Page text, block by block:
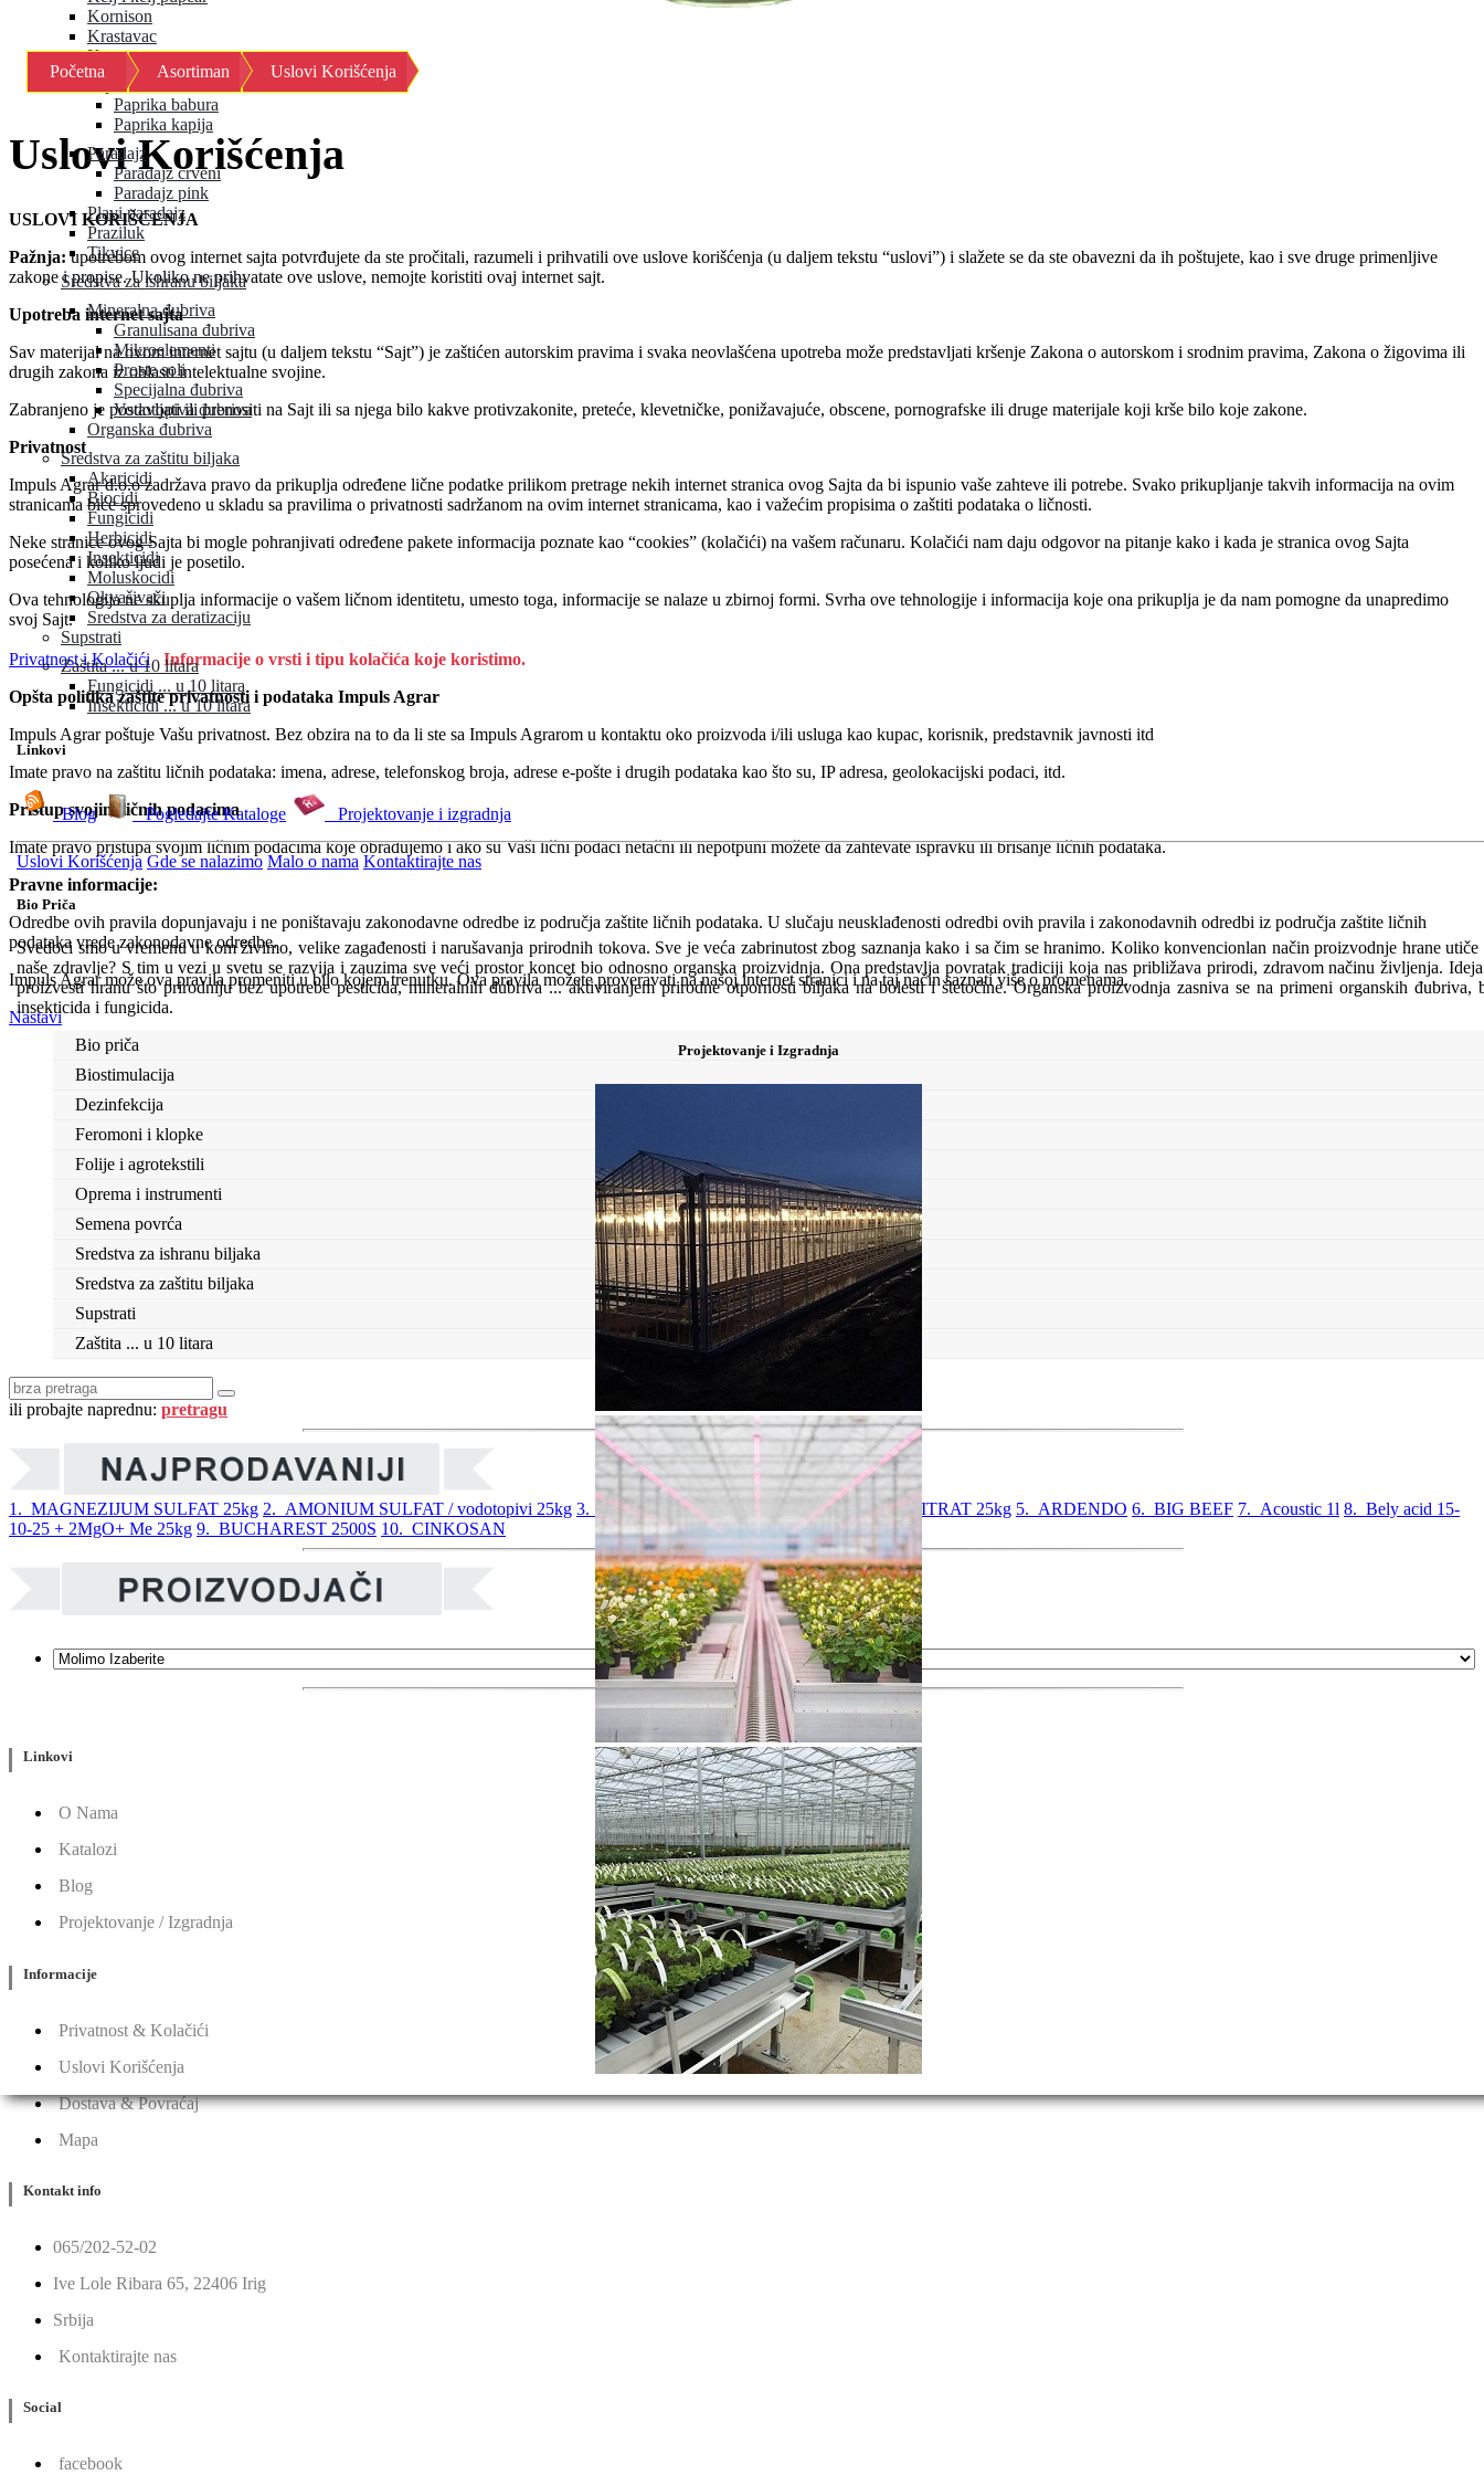
Kornison
Krastavac
Kupus
Paprika
Paprika babura
Paprika kapija
Paradajz
Paradajz crveni
Paradajz pink
Plavi paradajz
Praziluk
Tikvice
Sredstva za ishranu biljaka
Mineralna đubriva
Granulisana đubriva
Mikroelementi
Proste soli
Specijalna đubriva
Vodotopiva đubriva
Organska đubriva
Sredstva za zaštitu biljaka
Akaricidi
Biocidi
Fungicidi
Herbicidi
Insekticidi
Moluskocidi
Okvašivači
Sredstva za deratizaciju
Supstrati
Zaštita ... u 10 litara
Fungicidi ... u 10 litara
Insekticidi ... u 10 litara
Linkovi
Blog Pogledajte Kataloge Projektovanje i izgradnja
Uslovi Korišćenja Gde se nalazimo Malo o nama Kontaktirajte nas
Bio Priča
Svedoci smo u vremenu u kom živimo, velike zagađenosti i narušavanja prirodnih tokova. Sve je veća zabrinutost zbog saznanja kako i sa čim se hranimo. Koliko konvencionlan način proizvodnje hrane utiče
naše zdravlje? S tim u vezi u svetu se razvija i zauzima sve veći prostor koncet bio odnosno organska proizvidnja. Ona predstavlja povratak tradiciji koja nas približava prirodi, zdravom načinu življenja.
proizvesti hranu što prirodniju bez upotrebe pesticida, mineralnih đubriva ... aktiviranjem prirodne otpornosti biljaka na bolesti i štetočine. Organska proizvodnja zasniva se na primeni organskih đubriva,
insekticida i fungicida.
Projektovanje i Izgradnja
Početna Asortiman Uslovi Korišćenja
Uslovi Korišćenja
USLOVI KORIŠĆENJA
Pažnja: upotrebom ovog internet sajta potvrđujete da ste pročitali, razumeli i prihvatili ove uslove korišćenja (u daljem tekstu “uslovi”) i slažete se da ste obavezni da ih poštujete, kao i sve druge primenljive
zakone i propise. Ukoliko ne prihvatate ove uslove, nemojte koristiti ovaj internet sajt.
Upotreba internet sajta
Sav materijal na ovom internet sajtu (u daljem tekstu “Sajt”) je zaštićen autorskim pravima i svaka neovlašćena upotreba može predstavljati kršenje Zakona o autorskom i srodnim pravima, Zakona o žigovima ili
drugih zakona iz oblasti intelektualne svojine.
Zabranjeno je postavljati ili prenositi na Sajt ili sa njega bilo kakve protivzakonite, preteće, klevetničke, ponižavajuće, obscene, pornografske ili druge materijale koji krše bilo koje zakone.
Privatnost
Impuls Agrar d.o.o zadržava pravo da prikuplja određene lične podatke prilikom pretrage nekih internet stranica ovog Sajta da bi ispunio vaše zahteve ili potrebe. Svako prikupljanje takvih informacija na ovim
stranicama biće sprovedeno u skladu sa pravilima o privatnosti sadržanom na ovim internet stranicama, kao i važećim propisima o zaštiti podataka o ličnosti.
Neke stranice ovog Sajta bi mogle pohranjivati određene pakete informacija poznate kao “cookies” (kolačići) na vašem računaru. Kolačići nam daju odgovor na pitanje kako i kada je stranica ovog Sajta
posećena i koliko ljudi je posetilo.
Ova tehnologija ne skuplja informacije o vašem ličnom identitetu, umesto toga, informacije se nalaze u zbirnoj formi. Svrha ove tehnologije i informacija koje ona prikuplja je da nam pomogne da unapredimo
svoj Sajt.
Privatnost i Kolačići Informacije o vrsti i tipu kolačića koje koristimo.
Opšta politika zaštite privatnosti i podataka Impuls Agrar
Impuls Agrar poštuje Vašu privatnost. Bez obzira na to da li ste sa Impuls Agrarom u kontaktu oko proizvoda i/ili usluga kao kupac, korisnik, predstavnik javnosti itd
Imate pravo na zaštitu ličnih podataka: imena, adrese, telefonskog broja, adrese e-pošte i drugih podataka kao što su, IP adresa, geolokacijski podaci, itd.
Pristup svojim ličnih podacima
Imate pravo pristupa svojim ličnim podacima koje obrađujemo i ako su Vaši lični podaci netačni ili nepotpuni možete da zahtevate ispravku ili brisanje ličnih podataka.
Pravne informacije:
Odredbe ovih pravila dopunjavaju i ne poništavaju zakonodavne odredbe iz područja zaštite ličnih podataka. U slučaju neusklađenosti odredbi ovih pravila i zakonodavnih odredbi iz područja zaštite ličnih
podataka vrede zakonodavne odredbe.
Impuls Agrar može ova pravila promeniti u bilo kojem trenutku. Ova pravila možete proveravati na našoj internet stranici i na taj način saznati više o promenama.
Nastavi
Bio priča
Biostimulacija
Dezinfekcija
Feromoni i klopke
Folije i agrotekstili
Oprema i instrumenti
Semena povrća
Sredstva za ishranu biljaka
Sredstva za zaštitu biljaka
Supstrati
Zaštita ... u 10 litara
ili probajte naprednu: pretragu
1. MAGNEZIJUM SULFAT 25kg 2. AMONIUM SULFAT / vodotopivi 25kg 3. KALIJUM SULFAT 25kg 4. KALCIJUM NITRAT 25kg 5. ARDENDO 6. BIG BEEF 7. Acoustic 1l 8. Bely acid 15-
10-25 + 2MgO+ Me 25kg 9. BUCHAREST 2500S 10. CINKOSAN
Linkovi
O Nama
Katalozi
Blog
Projektovanje / Izgradnja
Informacije
Privatnost & Kolačići
Uslovi Korišćenja
Dostava & Povraćaj
Mapa
Kontakt info
065/202-52-02
Ive Lole Ribara 65, 22406 Irig
Srbija
Kontaktirajte nas
Social
facebook